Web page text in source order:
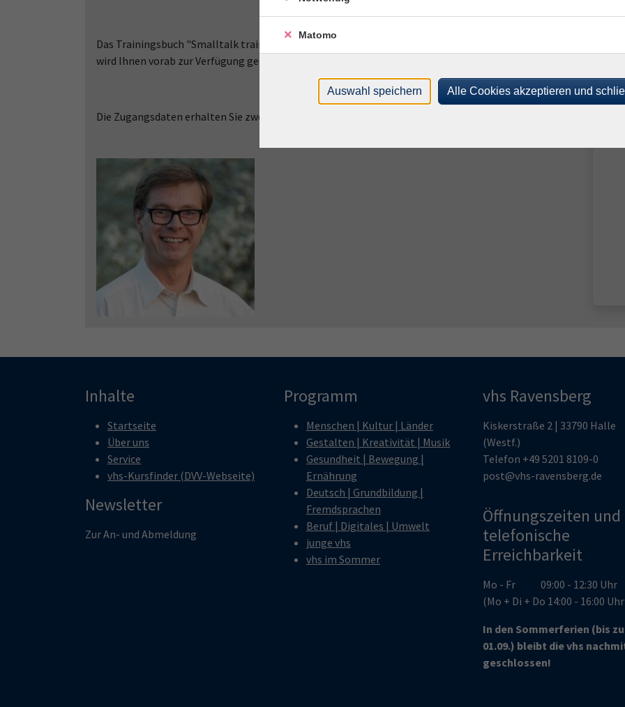
Das Trainingsbuch "Smalltalk trainieren" (Matthias Dahms, 2025) ist in der Kursgebühr enthalten und
wird Ihnen vorab zur Verfügung gestellt.
Die Zugangsdaten erhalten Sie zwei Tage vor Kursbeginn per E-Mail.
Inhalte
Startseite
Über uns
Service
vhs-Kursfinder (DVV-Webseite)
Newsletter
Zur An- und Abmeldung
Programm
Menschen | Kultur | Länder
Gestalten | Kreativität | Musik
Gesundheit | Bewegung |
Ernährung
Deutsch | Grundbildung |
Fremdsprachen
Beruf | Digitales | Umwelt
junge vhs
vhs im Sommer
vhs Ravensberg
Kiskerstraße 2 | 33790 Halle
(Westf.)
Telefon +49 5201 8109-0
post@vhs-ravensberg.de
Öffnungszeiten und
telefonische
Erreichbarkeit
Mo - Fr 09:00 - 12:30 Uhr
(Mo + Di + Do 14:00 - 16:00
In den Sommerferien (bis
01.09.) bleibt die vhs
geschlossen!
Matomo
Auswahl speichern Alle Cookies akzeptieren und